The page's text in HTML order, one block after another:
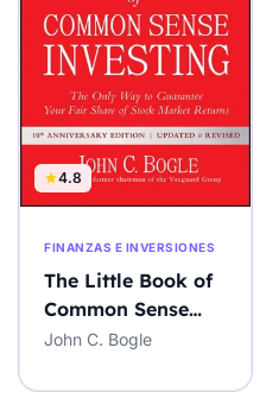
4.8
FINANZAS E INVERSIONES
The Little Book of
Common Sense
Investing
John C. Bogle